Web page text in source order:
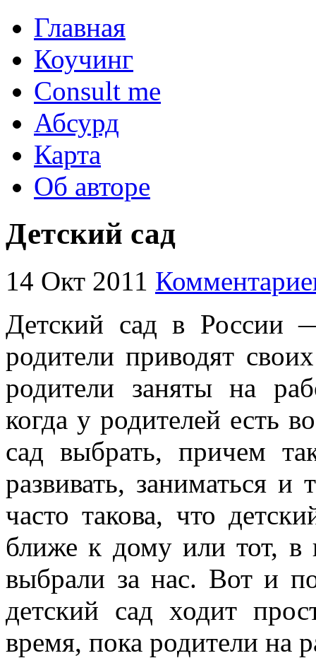
Главная
Коучинг
Consult me
Абсурд
Карта
Об авторе
Детский сад
14 Окт 2011
Детский сад в России
родители приводят
родители заняты на
когда у родителей есть
сад выбрать, причем
развивать, заниматься и
часто такова, что
ближе к дому или тот, в
выбрали за нас. Вот и
детский сад ходит
время, пока родители на